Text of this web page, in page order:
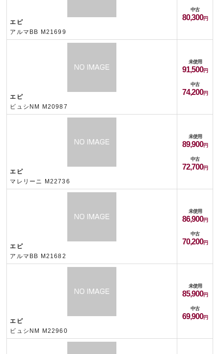
エピ
アルマBB M21699
中古
80,300
エピ
ビュシNM M20987
未使用
91,500
中古
74,200
エピ
マレリーニ M22736
未使用
89,900
中古
72,700
エピ
アルマBB M21682
未使用
86,900
中古
70,200
エピ
ビュシNM M22960
未使用
85,900
中古
69,900